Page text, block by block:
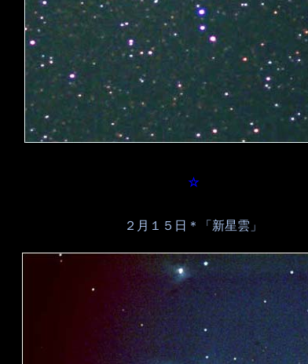
☆
２月１５日＊「新星雲」